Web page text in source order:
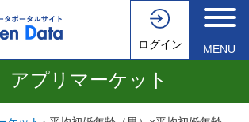
ログイン MENU
アプリマーケット